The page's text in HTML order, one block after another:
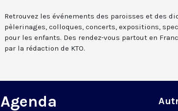
Retrouvez les événements des paroisses et des
pèlerinages, colloques, concerts, expositions,
pour les enfants. Des rendez-vous partout en
par la rédaction de KTO.
Agenda